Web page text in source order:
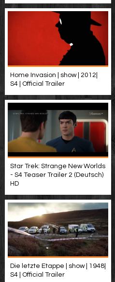
Home Invasion | show | 2012|
S4 | Official Trailer
Star Trek: Strange New Worlds
- S4 Teaser Trailer 2 (Deutsch)
HD
Die letzte Etappe | show | 1948|
S4 | Official Trailer